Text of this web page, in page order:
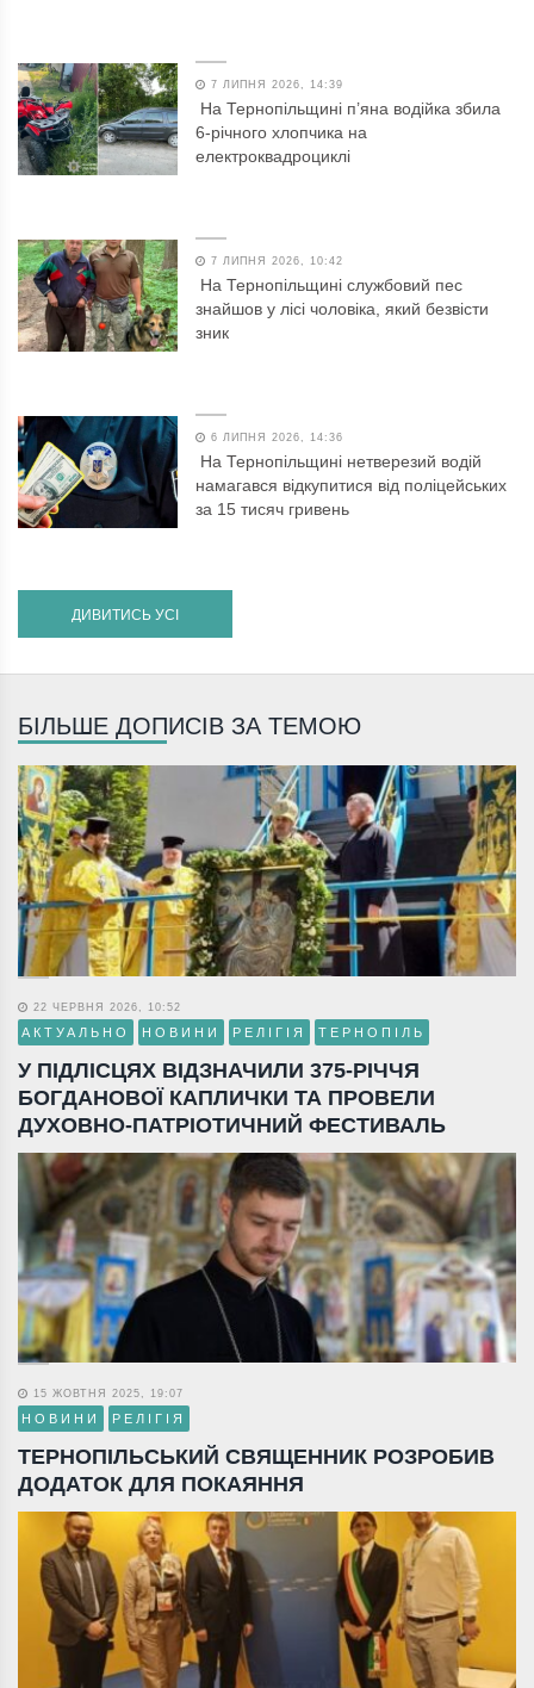
7 ЛИПНЯ 2026, 14:39
На Тернопільщині п’яна водійка збила
6-річного хлопчика на
електроквадроциклі
7 ЛИПНЯ 2026, 10:42
На Тернопільщині службовий пес
знайшов у лісі чоловіка, який безвісти
зник
6 ЛИПНЯ 2026, 14:36
На Тернопільщині нетверезий водій
намагався відкупитися від поліцейських
за 15 тисяч гривень
ДИВИТИСЬ УСІ
БІЛЬШЕ ДОПИСІВ ЗА ТЕМОЮ
22 ЧЕРВНЯ 2026, 10:52
АКТУАЛЬНО НОВИНИ РЕЛІГІЯ ТЕРНОПІЛЬ
У ПІДЛІСЦЯХ ВІДЗНАЧИЛИ 375-РІЧЧЯ
БОГДАНОВОЇ КАПЛИЧКИ ТА ПРОВЕЛИ
ДУХОВНО-ПАТРІОТИЧНИЙ ФЕСТИВАЛЬ
15 ЖОВТНЯ 2025, 19:07
НОВИНИ РЕЛІГІЯ
ТЕРНОПІЛЬСЬКИЙ СВЯЩЕННИК РОЗРОБИВ
ДОДАТОК ДЛЯ ПОКАЯННЯ